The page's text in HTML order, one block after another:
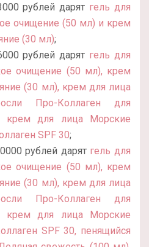
рублей дарят гель для
очищение (50 мл) и крем
(30 мл);
рублей дарят гель для
очищение (50 мл), крем
(30 мл), крем для лица
Про-Коллаген для
крем для лица Морские
SPF 30;
рублей дарят гель для
очищение (50 мл), крем
(30 мл), крем для лица
Про-Коллаген для
крем для лица Морские
SPF 30, пенящийся